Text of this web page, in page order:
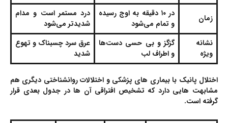
زمان
در ۱۰ دقیقه به اوج رسیده
و تمام می‌شود
درد مستمر است و مدام
شدیدتر می‌شود
نشانه
ویژه
گزگز و بی حسی دست‌ها
و اطراف لب
عرق سرد چسبناک و تهوع
شدید
اختلال پانیک با بیماری های پزشکی و اختلالات روانشناختی دیگری هم
مشابهت هایی دارد که تشخیص افتراقی آن ها در جدول بعدی قرار
گرفته است.